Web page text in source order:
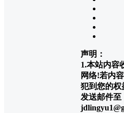
声明：
1.本站内容
网络!若内
犯到您的权
发送邮件至